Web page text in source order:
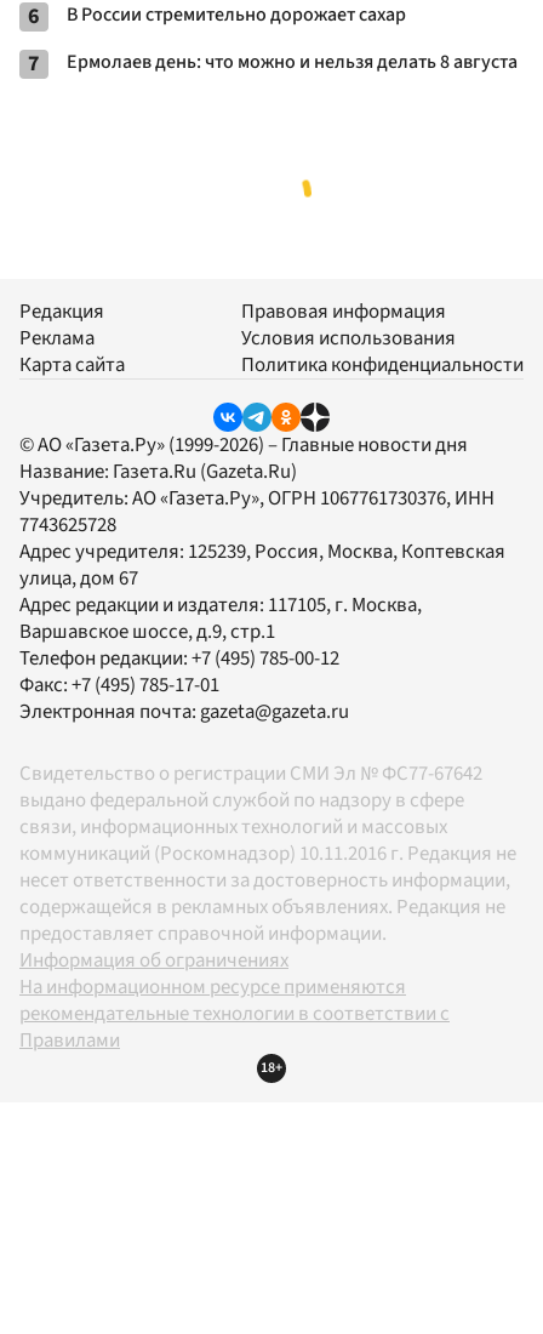
6 В России стремительно дорожает сахар
7 Ермолаев день: что можно и нельзя делать 8 августа
Редакция
Реклама
Карта сайта
Правовая информация
Условия использования
Политика конфиденциальности
© АО «Газета.Ру» (1999-2026) – Главные новости дня
Название: Газета.Ru (Gazeta.Ru)
Учредитель:АО «Газета.Ру», ОГРН 1067761730376, ИНН
7743625728
Адрес учредителя: 125239, Россия, Москва, Коптевская
улица, дом 67
Адрес редакции и издателя: 117105, г. Москва,
Варшавское шоссе, д.9, стр.1
Телефон редакции:+7 (495) 785-00-12
Факс:+7 (495) 785-17-01
Электронная почта:gazeta@gazeta.ru
Свидетельство о регистрации СМИ Эл № ФС77-67642
выдано федеральной службой по надзору в сфере
связи, информационных технологий и массовых
коммуникаций (Роскомнадзор) 10.11.2016 г. Редакция не
несет ответственности за достоверность информации,
содержащейся в рекламных объявлениях. Редакция не
предоставляет справочной информации.
Информация об ограничениях
На информационном ресурсе применяются
рекомендательные технологии в соответствии с
Правилами
18+